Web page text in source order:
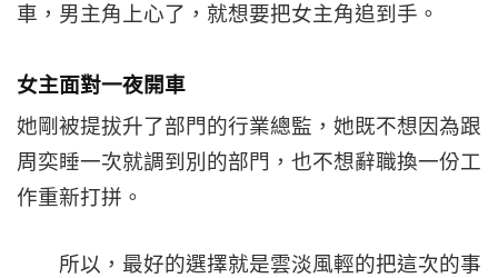
車，男主角上心了，就想要把女主角追到手。
女主面對一夜開車
她剛被提拔升了部門的行業總監，她既不想因為跟
周奕睡一次就調到別的部門，也不想辭職換一份工
作重新打拼。
所以，最好的選擇就是雲淡風輕的把這次的事